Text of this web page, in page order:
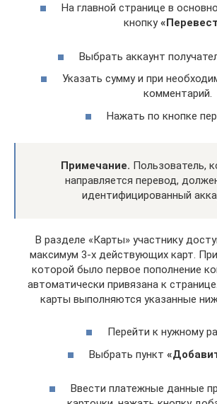
На главной странице в
кнопку
Выбрать аккаунт
Указать сумму и при
комментарий.
Нажать по кнопке
Примечание. Пользователь,
направляется перевод,
идентифицированный
В разделе «Карты» участнику
максимум 3-х действующих карт.
которой было первое пополнение
автоматически привязана к
карты выполняются указанные
Перейти к нужному
Выбрать пункт
Ввести платежные данные